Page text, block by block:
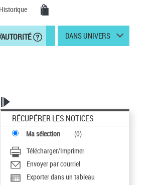
Historique
DANS UNIVERS
RÉCUPÉRER LES NOTICES
Ma sélection (0)
Télécharger/Imprimer
Envoyer par courriel
Exporter dans un tableau